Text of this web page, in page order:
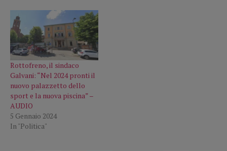
Rottofreno, il sindaco
Galvani: “Nel 2024 pronti il
nuovo palazzetto dello
sport e la nuova piscina” –
AUDIO
5 Gennaio 2024
In "Politica"